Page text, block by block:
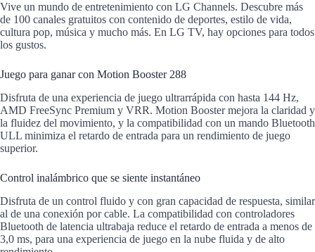
Vive un mundo de entretenimiento con LG Channels. Descubre más
de 100 canales gratuitos con contenido de deportes, estilo de vida,
cultura pop, música y mucho más. En LG TV, hay opciones para todos
los gustos.
Juego para ganar con Motion Booster 288
Disfruta de una experiencia de juego ultrarrápida con hasta 144 Hz,
AMD FreeSync Premium y VRR. Motion Booster mejora la claridad y
la fluidez del movimiento, y la compatibilidad con un mando Bluetooth
ULL minimiza el retardo de entrada para un rendimiento de juego
superior.
Control inalámbrico que se siente instantáneo
Disfruta de un control fluido y con gran capacidad de respuesta, similar
al de una conexión por cable. La compatibilidad con controladores
Bluetooth de latencia ultrabaja reduce el retardo de entrada a menos de
3,0 ms, para una experiencia de juego en la nube fluida y de alto